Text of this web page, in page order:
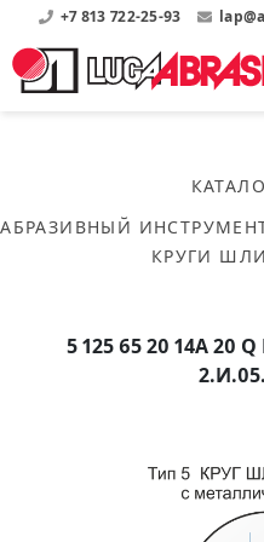
+7 813 722-25-93
бакелитовой
Скачать каталог
Круги
Сегменты
Бруски
Скачать каталог
Круги
Скачать прайсы на
эсплуатации
О нас
Информация о заводе
История завода
Список партнеров
Где купить?
Контакты
АБРАЗИВНЫЙ
КРУГИ
5 125 65 20 14А 20